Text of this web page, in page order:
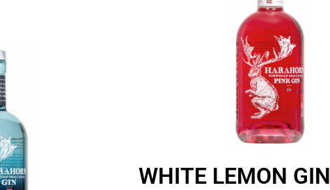
WHITE LEMON GIN